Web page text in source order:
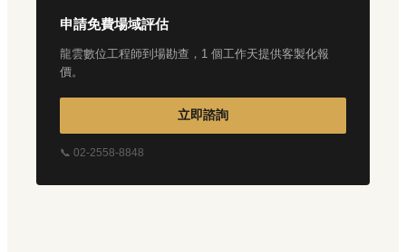
申請免費場域評估
龍雲數位工程師到場勘查，1 個工作天提供客製化報
價。
立即諮詢
📞 02-2558-8848